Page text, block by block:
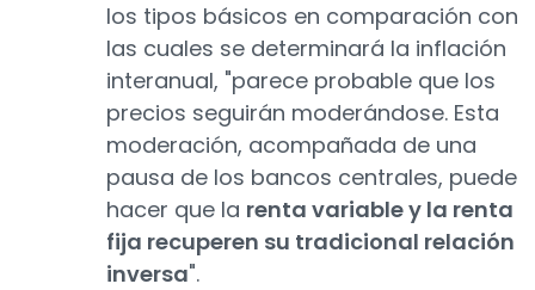
los tipos básicos en comparación con
las cuales se determinará la inflación
interanual, "parece probable que los
precios seguirán moderándose. Esta
moderación, acompañada de una
pausa de los bancos centrales, puede
hacer que la renta variable y la renta
fija recuperen su tradicional relación
inversa".